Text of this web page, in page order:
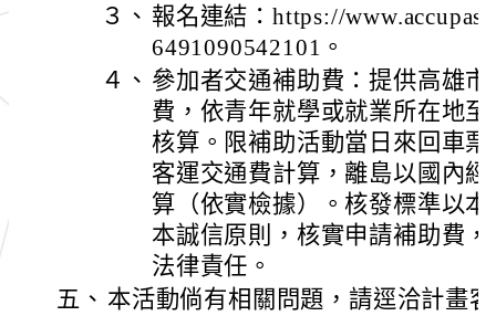
３、 報名連結：https://
6491090542101。
４、 參加者交通補助費：提供高雄
費，依青年就學或就業所在地
核算。限補助活動當日來回車
客運交通費計算，離島以國內
算（依實檢據）。核發標準以
本誠信原則，核實申請補助費
法律責任。
五、 本活動倘有相關問題，請逕洽計畫